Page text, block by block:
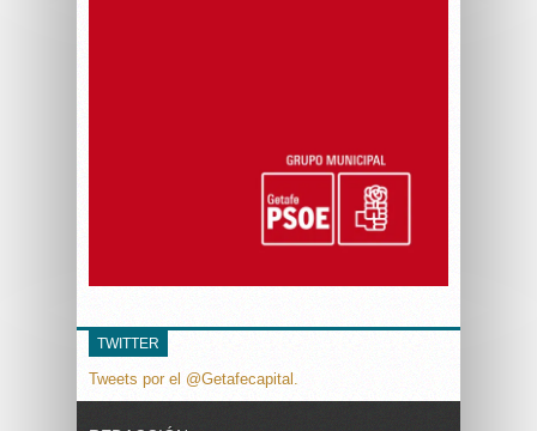
TWITTER
Tweets por el @Getafecapital.